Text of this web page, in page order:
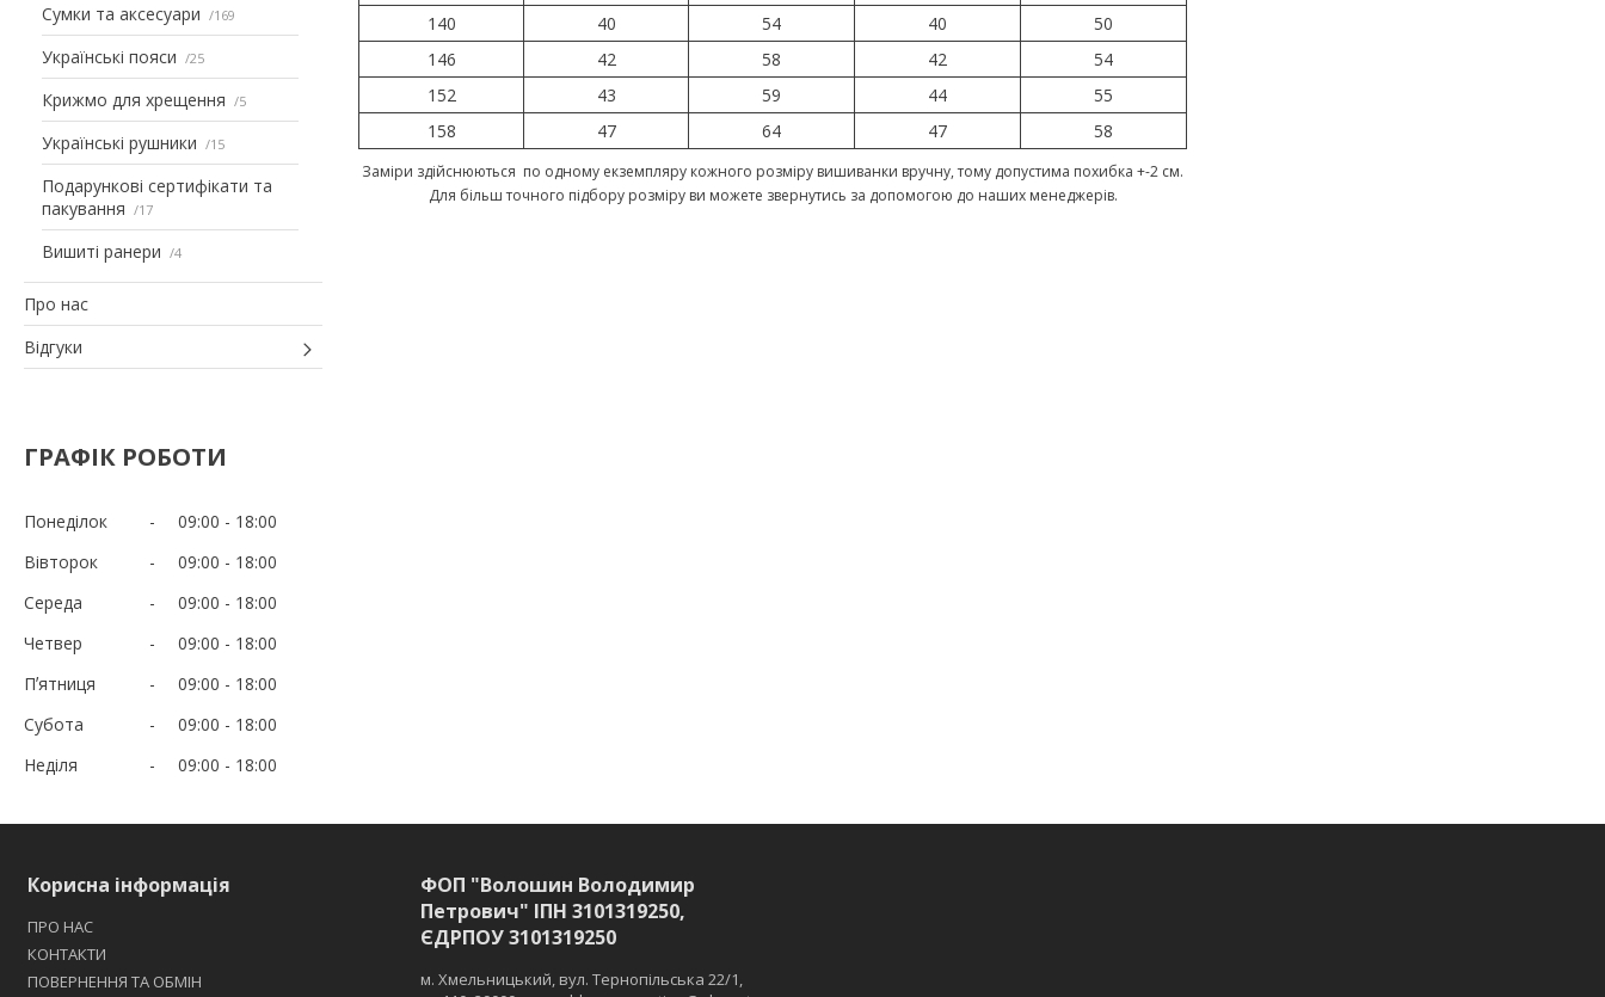
Сумки та аксесуари 169
Українські пояси 25
Крижмо для хрещення 5
Українські рушники 15
Подарункові сертифікати та
пакування
17
Вишиті ранери 4
Про нас
Відгуки
ГРАФІК РОБОТИ
Понеділок 09:00
18:00
Вівторок
09:00
18:00
Середа
09:00
18:00
Четвер
09:00
18:00
Пʼятниця
09:00
18:00
Субота
09:00
18:00
Неділя
09:00 18:00
140
40 54 40
50
146
42 58 42
54
152
43 59 44
55
158
47 64 47 58
Заміри здійснюються по одному екземпляру кожного розміру вишиванки вручну, тому допустима похибка +-2 см.
Для більш точного підбору розміру ви можете звернутись за допомогою до наших менеджерів.
Корисна інформація
ПРО НАС
КОНТАКТИ
ПОВЕРНЕННЯ ТА ОБМІН
ФОП "Волошин Володимир
Петрович" ІПН 3101319250,
ЄДРПОУ 3101319250
м. Хмельницький, вул. Тернопільська 22/1,